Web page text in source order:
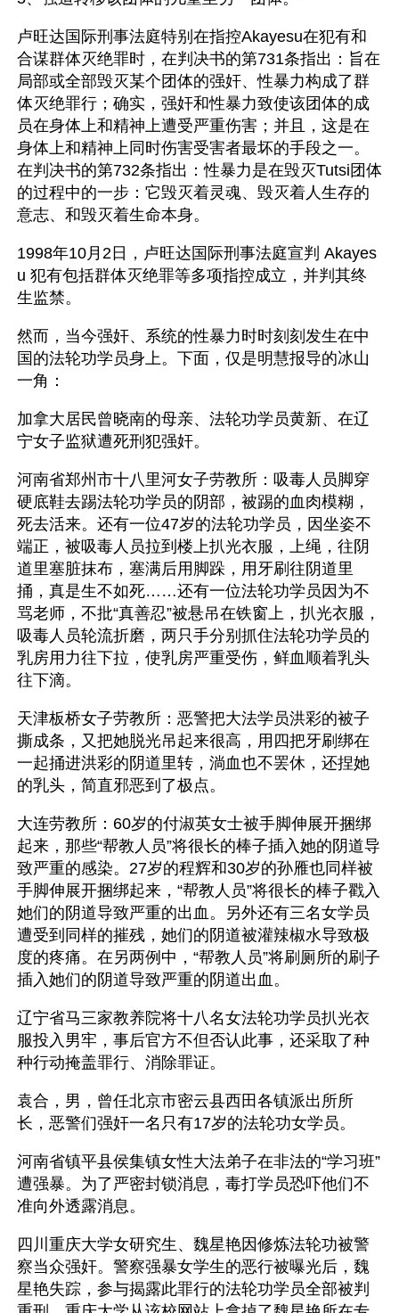
卢旺达国际刑事法庭特别在指控Akayesu在犯有和
合谋群体灭绝罪时，在判决书的第731条指出：旨在
局部或全部毁灭某个团体的强奸、性暴力构成了群
体灭绝罪行；确实，强奸和性暴力致使该团体的成
员在身体上和精神上遭受严重伤害；并且，这是在
身体上和精神上同时伤害受害者最坏的手段之一。
在判决书的第732条指出：性暴力是在毁灭Tutsi团体
的过程中的一步：它毁灭着灵魂、毁灭着人生存的
意志、和毁灭着生命本身。
1998年10月2日，卢旺达国际刑事法庭宣判 Akayes
u 犯有包括群体灭绝罪等多项指控成立，并判其终
生监禁。
然而，当今强奸、系统的性暴力时时刻刻发生在中
国的法轮功学员身上。下面，仅是明慧报导的冰山
一角：
加拿大居民曾晓南的母亲、法轮功学员黄新、在辽
宁女子监狱遭死刑犯强奸。
河南省郑州市十八里河女子劳教所：吸毒人员脚穿
硬底鞋去踢法轮功学员的阴部，被踢的血肉模糊，
死去活来。还有一位47岁的法轮功学员，因坐姿不
端正，被吸毒人员拉到楼上扒光衣服，上绳，往阴
道里塞脏抹布，塞满后用脚跺，用牙刷往阴道里
捅，真是生不如死……还有一位法轮功学员因为不
骂老师，不批“真善忍”被悬吊在铁窗上，扒光衣服，
吸毒人员轮流折磨，两只手分别抓住法轮功学员的
乳房用力往下拉，使乳房严重受伤，鲜血顺着乳头
往下滴。
天津板桥女子劳教所：恶警把大法学员洪彩的被子
撕成条，又把她脱光吊起来很高，用四把牙刷绑在
一起捅进洪彩的阴道里转，淌血也不罢休，还捏她
的乳头，简直邪恶到了极点。
大连劳教所：60岁的付淑英女士被手脚伸展开捆绑
起来，那些“帮教人员”将很长的棒子插入她的阴道导
致严重的感染。27岁的程辉和30岁的孙雁也同样被
手脚伸展开捆绑起来，“帮教人员”将很长的棒子戳入
她们的阴道导致严重的出血。另外还有三名女学员
遭受到同样的摧残，她们的阴道被灌辣椒水导致极
度的疼痛。在另两例中，“帮教人员”将刷厕所的刷子
插入她们的阴道导致严重的阴道出血。
辽宁省马三家教养院将十八名女法轮功学员扒光衣
服投入男牢，事后官方不但否认此事，还采取了种
种行动掩盖罪行、消除罪证。
袁合，男，曾任北京市密云县西田各镇派出所所
长，恶警们强奸一名只有17岁的法轮功女学员。
河南省镇平县侯集镇女性大法弟子在非法的“学习班”
遭强暴。为了严密封锁消息，毒打学员恐吓他们不
准向外透露消息。
四川重庆大学女研究生、魏星艳因修炼法轮功被警
察当众强奸。警察强暴女学生的恶行被曝光后，魏
星艳失踪，参与揭露此罪行的法轮功学员全部被判